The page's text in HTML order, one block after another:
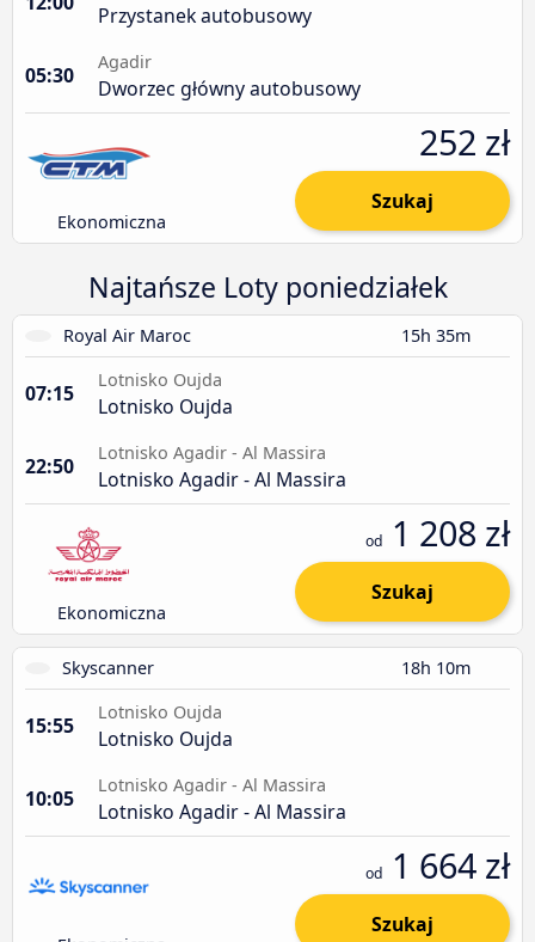
Przystanek autobusowy
05:30
Agadir
Dworzec główny autobusowy
Ekonomiczna
252 zł
Szukaj
Najtańsze Loty poniedziałek
Royal Air Maroc 15h 35m
07:15
Lotnisko Oujda
Lotnisko Oujda
22:50
Lotnisko Agadir - Al Massira
Lotnisko Agadir - Al Massira
Ekonomiczna
od 1 208 zł
Szukaj
Skyscanner 18h 10m
15:55
Lotnisko Oujda
Lotnisko Oujda
10:05
Lotnisko Agadir - Al Massira
Lotnisko Agadir - Al Massira
od 1 664 zł
Szukaj